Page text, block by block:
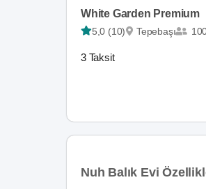
White Garden Premium
5,0 (10) Tepebaşı
3 Taksit
Nuh Balık Evi